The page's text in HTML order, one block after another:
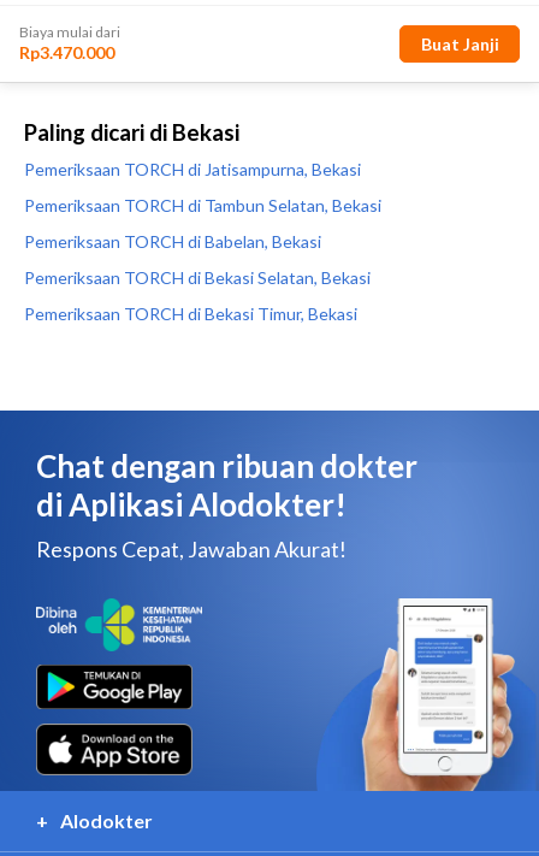
Paling dicari di Bekasi
Pemeriksaan TORCH di Jatisampurna, Bekasi
Pemeriksaan TORCH di Tambun Selatan, Bekasi
Pemeriksaan TORCH di Babelan, Bekasi
Pemeriksaan TORCH di Bekasi Selatan, Bekasi
Pemeriksaan TORCH di Bekasi Timur, Bekasi